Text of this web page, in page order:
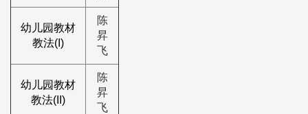
幼儿园教材
教法(I)
陈
昇
飞
幼儿园教材
教法(II)
陈
昇
飞